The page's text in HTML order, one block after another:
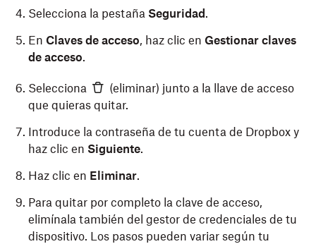
Selecciona la pestaña Seguridad .
En Claves de acceso, haz clic en Gestionar claves
de acceso.
Selecciona
(eliminar) junto a la llave de acceso
que quieras quitar.
Introduce la contraseña de tu cuenta de Dropbox y
haz clic en Siguiente.
Haz clic en Eliminar.
Para quitar por completo la clave de acceso,
elimínala también del gestor de credenciales de tu
dispositivo. Los pasos pueden variar según tu